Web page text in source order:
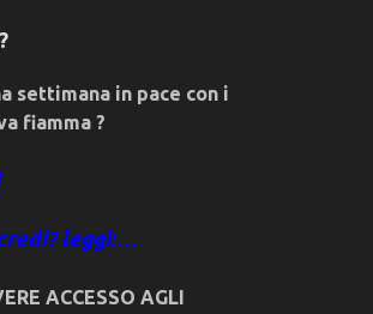
settimana in pace con i
fiamma ?
leggi:…
ACCESSO AGLI